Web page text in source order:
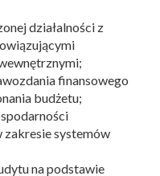
działalności z
finansowego
budżetu;
zakresie systemów
na podstawie